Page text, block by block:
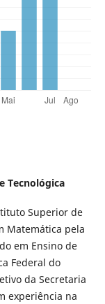
Tecnológica
Superior de
Matemática pela
em Ensino de
Federal do
da Secretaria
experiência na